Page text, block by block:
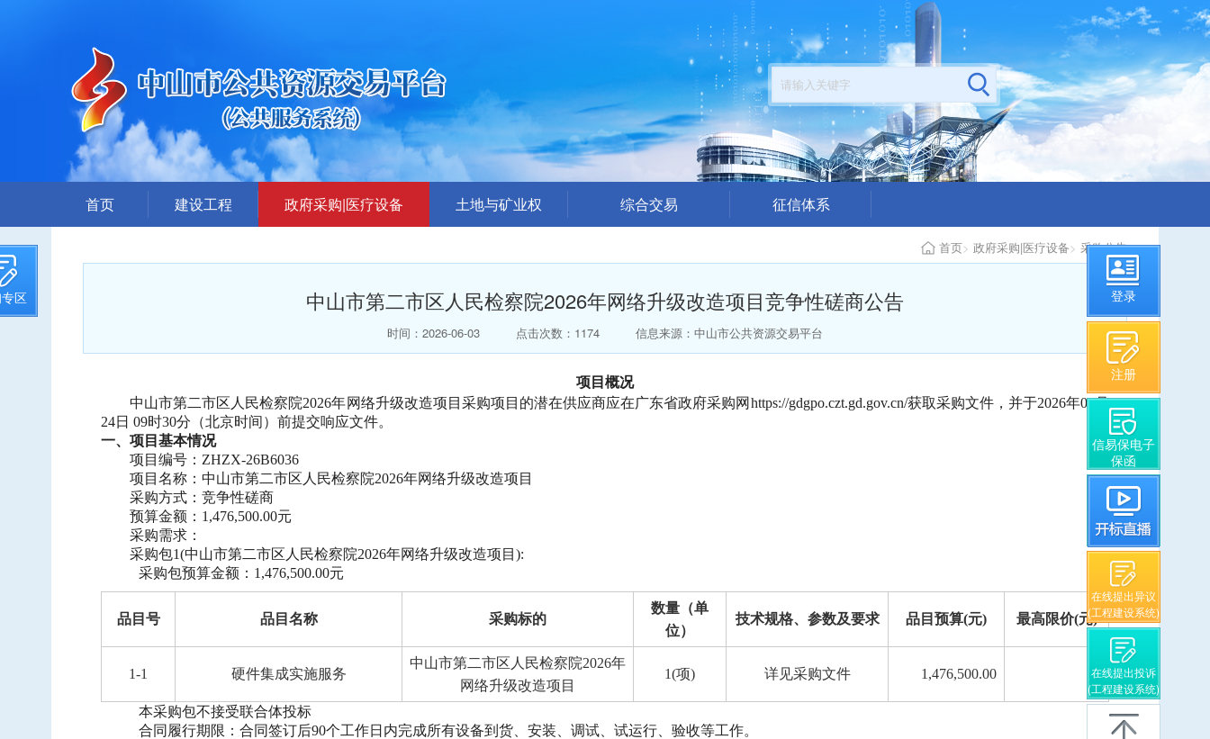
区 登录
注册
信易保电子
保函
在线提出异议
(工程建设系统)
在线提出投诉
(工程建设系统)
首页 建设工程
招标文件提前公示
评标结果公示
中标信息
项目公告
招投标公开信息
政府采购|医疗设备
答疑、更正公告
中标公告
采购需求公示
土地与矿业权
结果公布
楼面地价出价（模拟）
总价出价（模拟）
综合交易
交易答疑澄清
结果公示
中标公告
拍卖公告
拍卖结果公告
征信体系
中介代理机构从业情况
首页> 政府采购|医疗设备> 采购公告
中山市第二市区人民检察院2026年网络升级改造项目竞争性磋商公告
时间：2026-06-03 点击次数：1174 信息来源：中山市公共资源交易平台
项目概况
中山市第二市区人民检察院2026年网络升级改造项目采购项目的潜在供应商应在广东省政府采购网https://gdgpo.czt.gd.gov.cn/获取采购文件，并于2026年06月
24日 09时30分（北京时间）前提交响应文件。
一、项目基本情况
项目编号： ZHZX-26B6036
项目名称：中山市第二市区人民检察院2026年网络升级改造项目
采购方式：竞争性磋商
预算金额： 1,476,500.00元
采购需求：
采购包1(中山市第二市区人民检察院2026年网络升级改造项目):
采购包预算金额： 1,476,500.00元
品目号 品目名称 采购标的
数量（单
位）
技术规格、参数及要求 品目预算(元) 最高限价(元)
1-1 硬件集成实施服务
中山市第二市区人民检察院2026年
网络升级改造项目
1(项) 详见采购文件 1,476,500.00 -
本采购包不接受联合体投标
合同履行期限：合同签订后90个工作日内完成所有设备到货、安装、调试、试运行、验收等工作。